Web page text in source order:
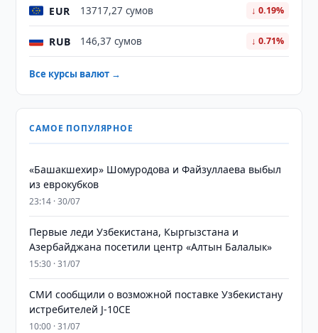
EUR 13717,27 сумов ↓ 0.19%
RUB 146,37 сумов ↓ 0.71%
Все курсы валют →
САМОЕ ПОПУЛЯРНОЕ
«Башакшехир» Шомуродова и Файзуллаева выбыл
из еврокубков
23:14 · 30/07
Первые леди Узбекистана, Кыргызстана и
Азербайджана посетили центр «Алтын Балалык»
15:30 · 31/07
СМИ сообщили о возможной поставке Узбекистану
истребителей J-10CE
10:00 · 31/07